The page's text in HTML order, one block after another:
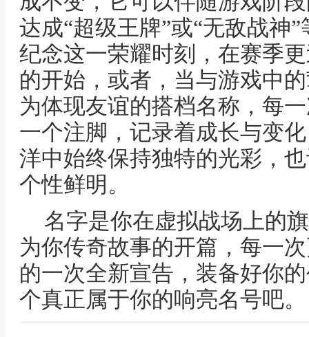
达成“超级王牌”或“无敌战神
纪念这一荣耀时刻，在赛季
的开始，或者，当与游戏中
为体现友谊的搭档名称，每
一个注脚，记录着成长与变
洋中始终保持独特的光彩，
个性鲜明。
名字是你在虚拟战场上的
为你传奇故事的开篇，每一
的一次全新宣告，装备好你
个真正属于你的响亮名号吧。